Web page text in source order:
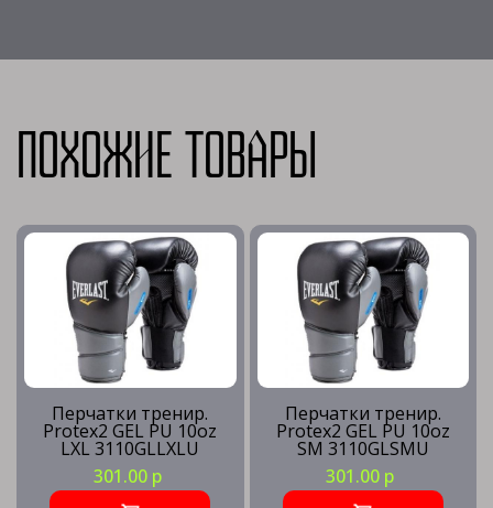
Похожие товары
Перчатки тренир.
Protex2 GEL PU 10oz
LXL 3110GLLXLU
301.00 р
Перчатки тренир.
Protex2 GEL PU 10oz
SM 3110GLSMU
301.00 р